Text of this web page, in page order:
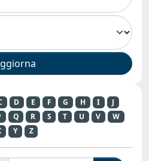
D E F G H I
J
Q R S T U V
W
Y Z